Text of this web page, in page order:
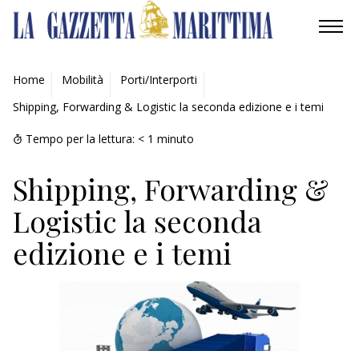
AMBIENTE
MOBILITÀ
INDUSTRIA
RICERCA
ECONOMIA
TURISMO
Home Mobilità
Porti/Interporti
Shipping, Forwarding & Logistic la seconda edizione e i temi
Tempo per la lettura: < 1 minuto
Shipping, Forwarding &
Logistic la seconda
edizione e i temi